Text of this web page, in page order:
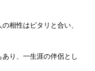
相性はピタリと合い、
り、一生涯の伴侶とし